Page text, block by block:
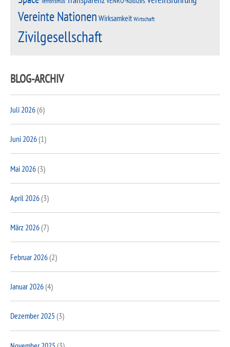
Vereinte Nationen Wirksamkeit Wirtschaft
Zivilgesellschaft
BLOG-ARCHIV
Juli 2026(6)
Juni 2026(1)
Mai 2026(3)
April 2026(3)
März 2026(7)
Februar 2026(2)
Januar 2026(4)
Dezember 2025 (3)